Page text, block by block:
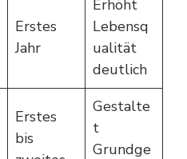
Erstes
Jahr
Erhöht
Lebensq
ualität
deutlich
Erstes
bis
Gestalte
t
Grundge